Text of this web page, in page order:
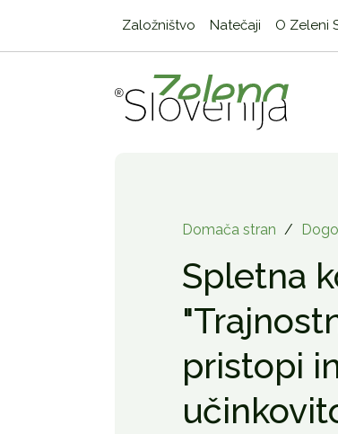
Založništvo Natečaji O Zeleni
Domača stran /
Spletna
pristopi